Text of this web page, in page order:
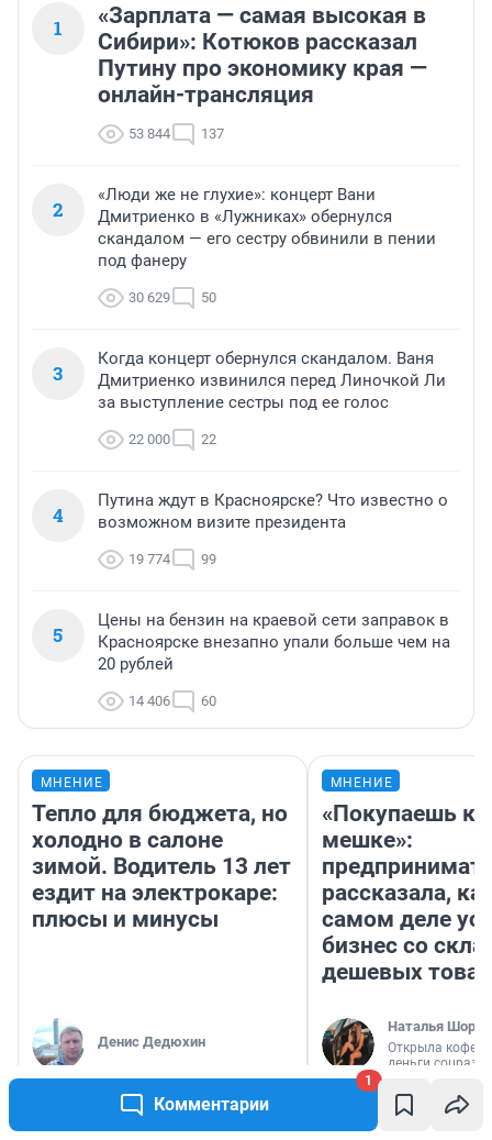
Комментарии
1
1
«Зарплата — самая высокая в
Сибири»: Котюков рассказал
Путину про экономику края —
онлайн-трансляция
53 844 137
2
«Люди же не глухие»: концерт Вани
Дмитриенко в «Лужниках» обернулся
скандалом — его сестру обвинили в пении
под фанеру
30 629 50
3
Когда концерт обернулся скандалом. Ваня
Дмитриенко извинился перед Линочкой Ли
за выступление сестры под ее голос
22 000 22
4
Путина ждут в Красноярске? Что известно о
возможном визите президента
19 774 99
5
Цены на бензин на краевой сети заправок в
Красноярске внезапно упали больше чем на
20 рублей
14 406 60
МНЕНИЕ
Тепло для бюджета, но
холодно в салоне
зимой. Водитель 13 лет
ездит на электрокаре:
плюсы и минусы
Денис Дедюхин
МНЕНИЕ
«Покупаешь
мешке»:
рассказала,
самом деле
бизнес со
дешевых
Наталья
Открыла
деньги